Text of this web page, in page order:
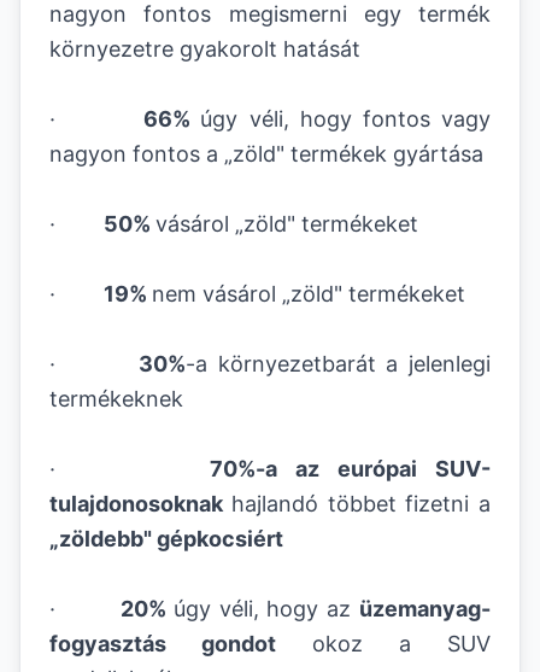
nagyon fontos megismerni egy termék
környezetre gyakorolt hatását
·66% úgy véli, hogy fontos vagy
nagyon fontos a „zöld" termékek gyártása
· 50% vásárol „zöld" termékeket
· 19% nem vásárol „zöld" termékeket
· 30%-a környezetbarát a jelenlegi
termékeknek
· 70%-a az európai SUV-
tulajdonosoknak hajlandó többet fizetni a
„zöldebb" gépkocsiért
· 20% úgy véli, hogy az üzemanyag-
fogyasztás gondot okoz a SUV